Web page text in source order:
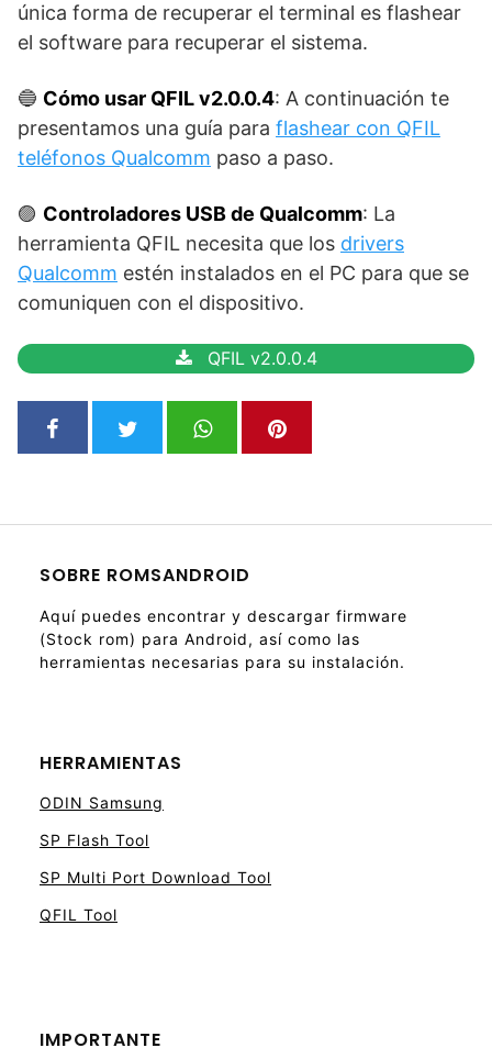
única forma de recuperar el terminal es flashear
el software para recuperar el sistema.
🔵 Cómo usar QFIL v2.0.0.4: A continuación te
presentamos una guía para flashear con QFIL
teléfonos Qualcomm paso a paso.
🟣 Controladores USB de Qualcomm: La
herramienta QFIL necesita que los drivers
Qualcomm estén instalados en el PC para que se
comuniquen con el dispositivo.
QFIL v2.0.0.4
SOBRE ROMSANDROID
Aquí puedes encontrar y descargar firmware
(Stock rom) para Android, así como las
herramientas necesarias para su instalación.
HERRAMIENTAS
ODIN Samsung
SP Flash Tool
SP Multi Port Download Tool
QFIL Tool
IMPORTANTE